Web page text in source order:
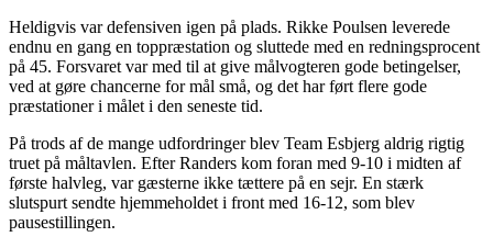
Heldigvis var defensiven igen på plads. Rikke Poulsen leverede
endnu en gang en toppræstation og sluttede med en redningsprocent
på 45. Forsvaret var med til at give målvogteren gode betingelser,
ved at gøre chancerne for mål små, og det har ført flere gode
præstationer i målet i den seneste tid.
På trods af de mange udfordringer blev Team Esbjerg aldrig rigtig
truet på måltavlen. Efter Randers kom foran med 9-10 i midten af
første halvleg, var gæsterne ikke tættere på en sejr. En stærk
slutspurt sendte hjemmeholdet i front med 16-12, som blev
pausestillingen.